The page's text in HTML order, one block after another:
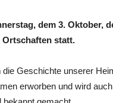
dem 3. Oktober,
Ortschaften statt.
Geschichte unserer
erworben und wird